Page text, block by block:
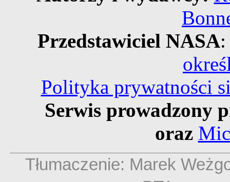
Przedstawiciel NASA
Polityka prywatności
Serwis prowadzony
oraz
Tłumaczenie: Marek